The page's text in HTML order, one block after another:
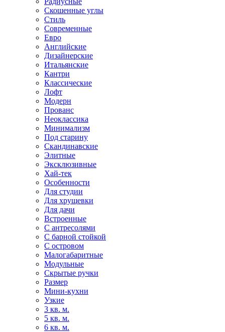
Скошенные углы
Стиль
Современные
Евро
Английские
Дизайнерские
Итальянские
Кантри
Классические
Лофт
Модерн
Прованс
Неоклассика
Минимализм
Под старину
Скандинавские
Элитные
Эксклюзивные
Хай-тек
Особенности
Для студии
Для хрущевки
Для дачи
Встроенные
С антресолями
С барной стойкой
С островом
Малогабаритные
Модульные
Скрытые ручки
Размер
Мини-кухни
Узкие
3 кв. м.
5 кв. м.
6 кв. м.